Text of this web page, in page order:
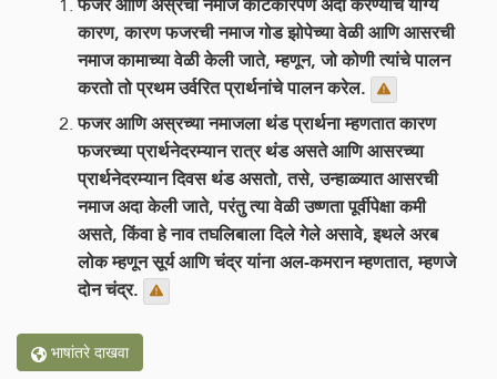
कारण, कारण फजरची नमाज गोड झोपेच्या वेळी आणि आसरची
नमाज कामाच्या वेळी केली जाते, म्हणून, जो कोणी त्यांचे पालन
करतो तो प्रथम उर्वरित प्रार्थनांचे पालन करेल.
फजर आणि अस्रच्या नमाजला थंड प्रार्थना म्हणतात कारण
फजरच्या प्रार्थनेदरम्यान रात्र थंड असते आणि आसरच्या
प्रार्थनेदरम्यान दिवस थंड असतो, तसे, उन्हाळ्यात आसरची
नमाज अदा केली जाते, परंतु त्या वेळी उष्णता पूर्वीपेक्षा कमी
असते, किंवा हे नाव तघलिबाला दिले गेले असावे, इथले अरब
लोक म्हणून सूर्य आणि चंद्र यांना अल-कमरान म्हणतात, म्हणजे
दोन चंद्र.
भाषांतरे दाखवा